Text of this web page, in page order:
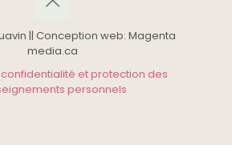
|| Conception web: Magenta
media.ca
et protection des
personnels